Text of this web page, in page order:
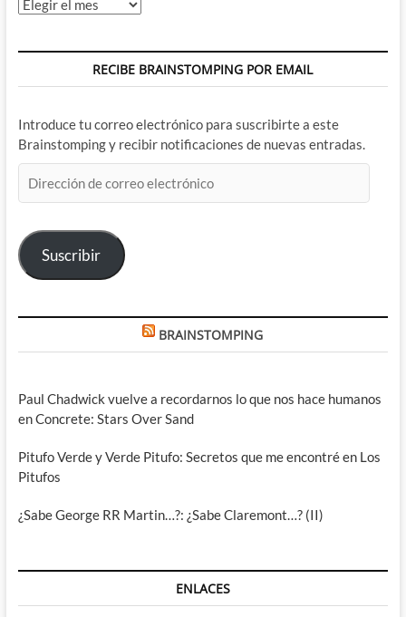
Archivos
RECIBE BRAINSTOMPING POR EMAIL
Introduce tu correo electrónico para suscribirte a este
Brainstomping y recibir notificaciones de nuevas entradas.
de
electrónico
Suscribir
BRAINSTOMPING
Paul Chadwick vuelve a recordarnos lo que nos hace humanos
en Concrete: Stars Over Sand
Pitufo Verde y Verde Pitufo: Secretos que me encontré en Los
Pitufos
¿Sabe George RR Martin…?: ¿Sabe Claremont…? (II)
ENLACES